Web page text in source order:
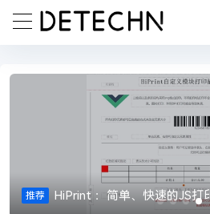
推荐 HiPrint ：简单、快速的JS打